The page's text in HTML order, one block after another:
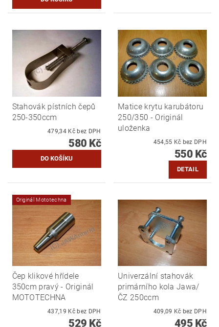
Stahovák pístních čepů
250-350ccm
479,34 Kč bez DPH
580 Kč
Matice krytu karubátoru
250/350 - Originál
uloženka
454,55 Kč bez DPH
550 Kč
DETAIL
Originál Mototechna
Čep klikové hřídele
350cm pravý - Originál
MOTOTECHNA
437,19 Kč bez DPH
529 Kč
Univerzální stahovák
primárního kola Jawa/
ČZ 250ccm
409,09 Kč bez DPH
495 Kč